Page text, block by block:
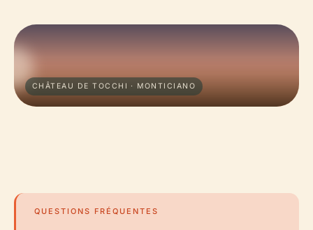
CHÂTEAU DE TOCCHI · MONTICIANO
QUESTIONS FRÉQUENTES